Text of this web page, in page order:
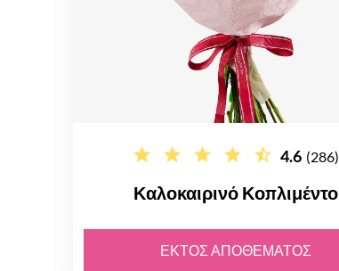
4.6 (286)
Καλοκαιρινό Κοπλιμέντο
ΕΚΤΌΣ ΑΠΟΘΈΜΑΤΟΣ